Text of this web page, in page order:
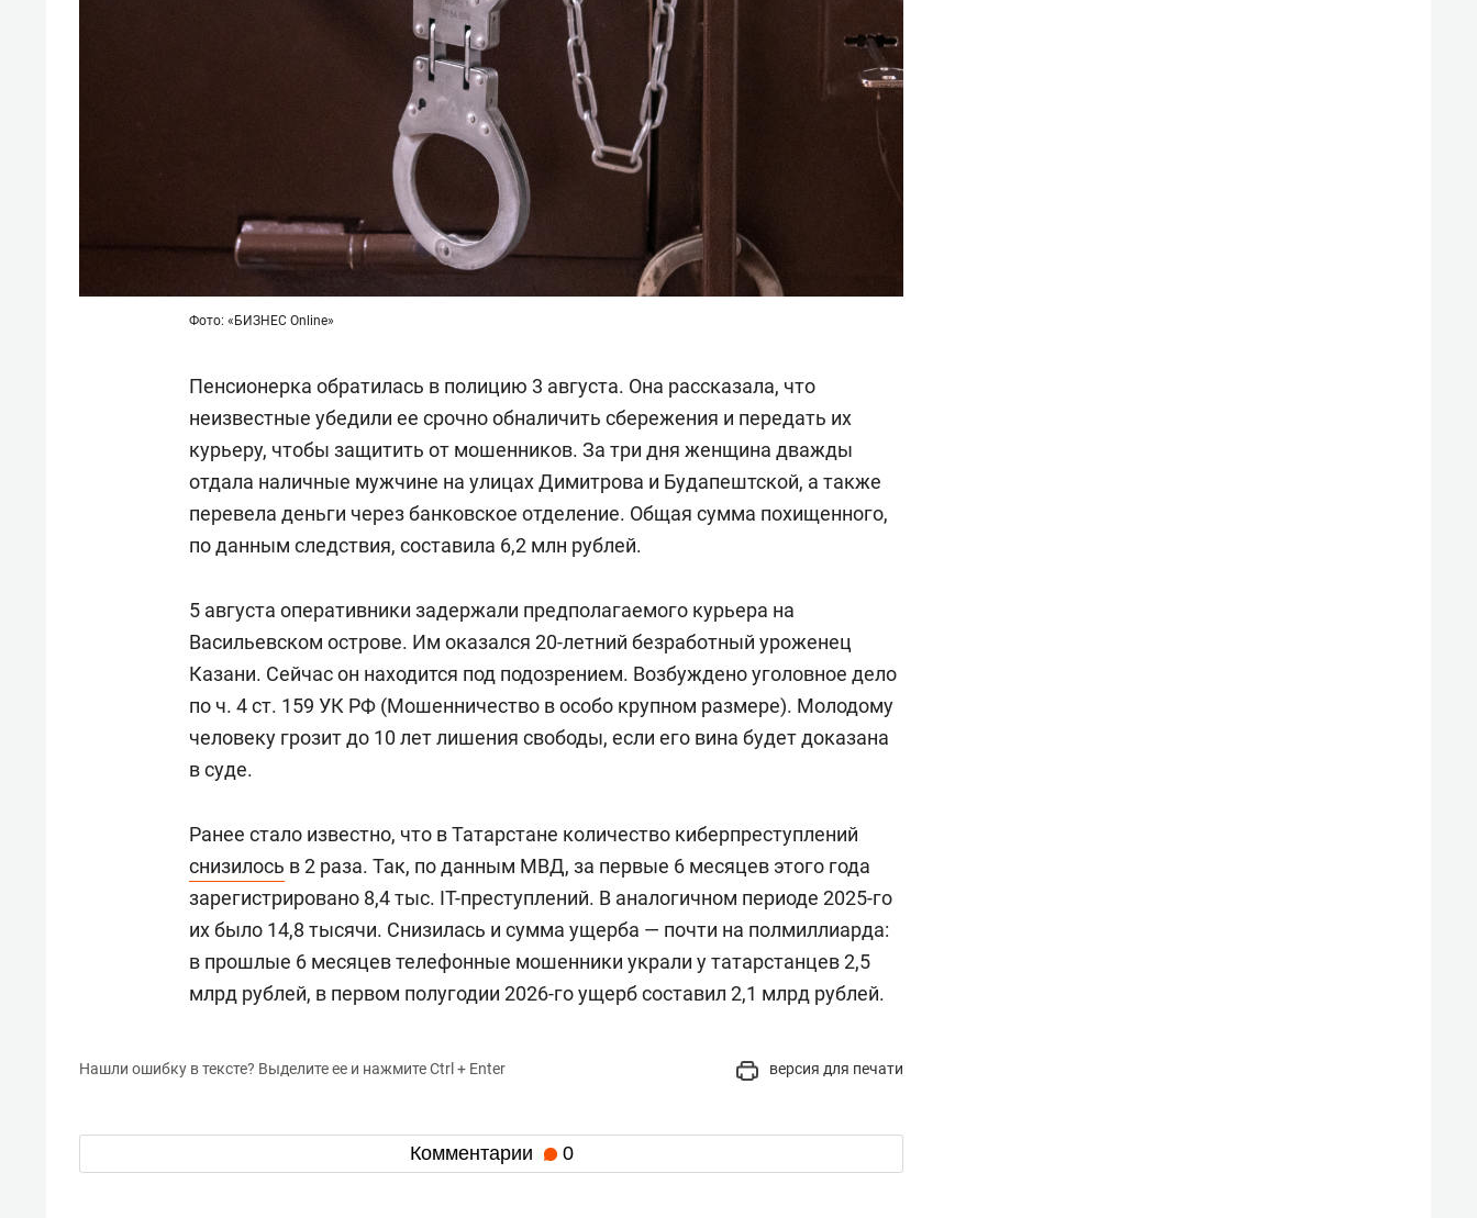
Фото: «БИЗНЕС Online»
Пенсионерка обратилась в полицию 3 августа. Она рассказала, что
неизвестные убедили ее срочно обналичить сбережения и передать их
курьеру, чтобы защитить от мошенников. За три дня женщина дважды
отдала наличные мужчине на улицах Димитрова и Будапештской, а также
перевела деньги через банковское отделение. Общая сумма похищенного,
по данным следствия, составила 6,2 млн рублей.
5 августа оперативники задержали предполагаемого курьера на
Васильевском острове. Им оказался 20-летний безработный уроженец
Казани. Сейчас он находится под подозрением. Возбуждено уголовное дело
по ч. 4 ст. 159 УК РФ (Мошенничество в особо крупном размере). Молодому
человеку грозит до 10 лет лишения свободы, если его вина будет доказана
в суде.
Ранее стало известно, что в Татарстане количество киберпреступлений
снизилось в 2 раза. Так, по данным МВД, за первые 6 месяцев этого года
зарегистрировано 8,4 тыс. IT-преступлений. В аналогичном периоде 2025-го
их было 14,8 тысячи. Снизилась и сумма ущерба — почти на полмиллиарда:
в прошлые 6 месяцев телефонные мошенники украли у татарстанцев 2,5
млрд рублей, в первом полугодии 2026-го ущерб составил 2,1 млрд рублей.
Нашли ошибку в тексте? Выделите ее и нажмите Ctrl + Enter версия для печати
Комментарии 0